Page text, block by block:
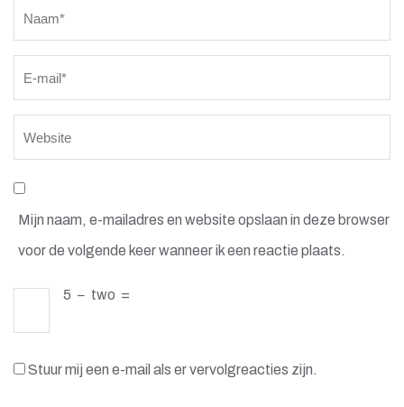
Mijn naam, e-mailadres en website opslaan in deze browser
voor de volgende keer wanneer ik een reactie plaats.
5 − two =
Stuur mij een e-mail als er vervolgreacties zijn.